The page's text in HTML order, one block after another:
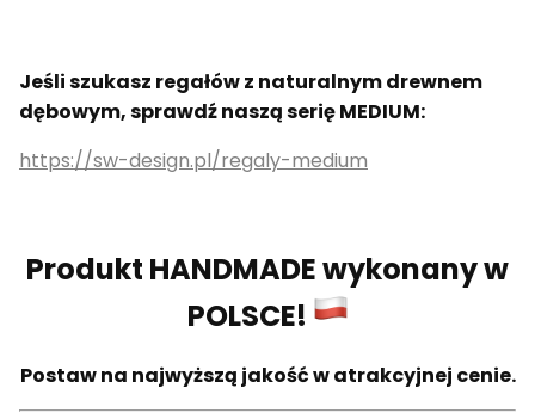
Jeśli szukasz regałów z naturalnym drewnem
dębowym, sprawdź naszą serię MEDIUM:
https://sw-design.pl/regaly-medium
Produkt HANDMADE wykonany w
POLSCE!
Postaw na najwyższą jakość w atrakcyjnej cenie.